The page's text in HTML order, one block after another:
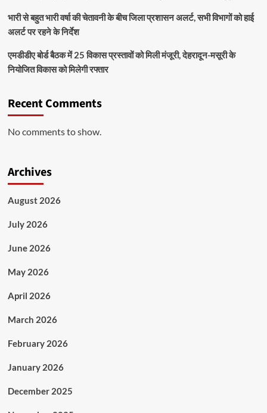
भारी से बहुत भारी वर्षा की चेतावनी के बीच जिला प्रशासन अलर्ट, सभी विभागों को हाई
अलर्ट पर रहने के निर्देश
एमडीडीए बोर्ड बैठक में 25 विकास प्रस्तावों को मिली मंजूरी, देहरादून-मसूरी के
नियोजित विकास को मिलेगी रफ्तार
Recent Comments
No comments to show.
Archives
August 2026
July 2026
June 2026
May 2026
April 2026
March 2026
February 2026
January 2026
December 2025